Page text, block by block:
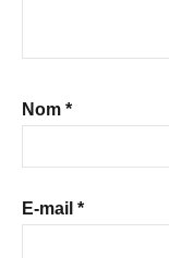
Nom *
E-mail *